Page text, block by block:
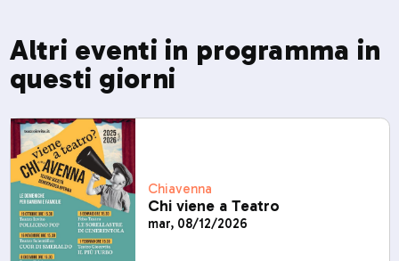
Altri eventi in programma in
questi giorni
Chiavenna
Chi viene a Teatro
mar, 08/12/2026